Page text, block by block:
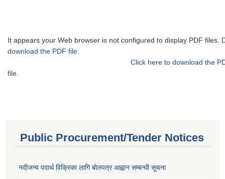
It appears your Web browser is not configured to display PDF files.
download the PDF file.
Click here to download the
file.
Public Procurement/Tender Notices
नदीजन्य पदार्थ विक्रिका लागि बोलपत्र आह्वान सम्बन्धी सूचना